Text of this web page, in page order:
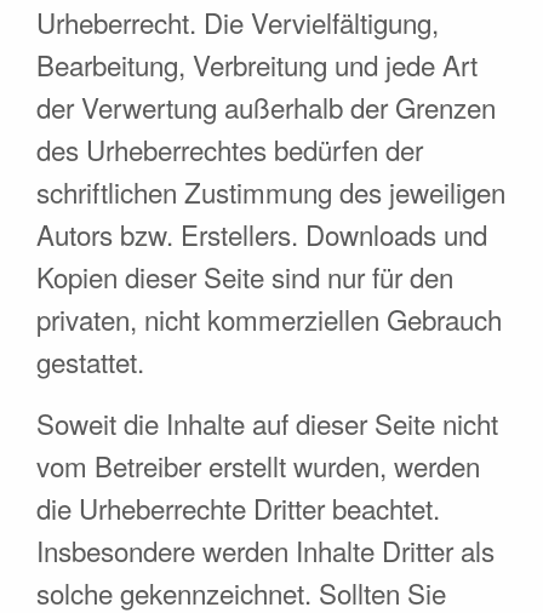
Urheberrecht. Die Vervielfältigung,
Bearbeitung, Verbreitung und jede Art
der Verwertung außerhalb der Grenzen
des Urheberrechtes bedürfen der
schriftlichen Zustimmung des jeweiligen
Autors bzw. Erstellers. Downloads und
Kopien dieser Seite sind nur für den
privaten, nicht kommerziellen Gebrauch
gestattet.
Soweit die Inhalte auf dieser Seite nicht
vom Betreiber erstellt wurden, werden
die Urheberrechte Dritter beachtet.
Insbesondere werden Inhalte Dritter als
solche gekennzeichnet. Sollten Sie